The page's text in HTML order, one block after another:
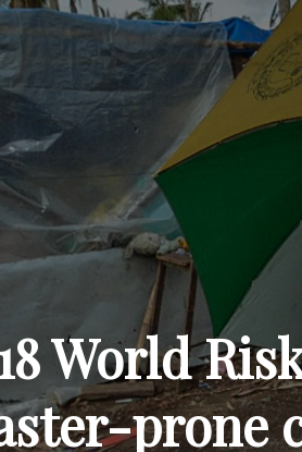
World
prone